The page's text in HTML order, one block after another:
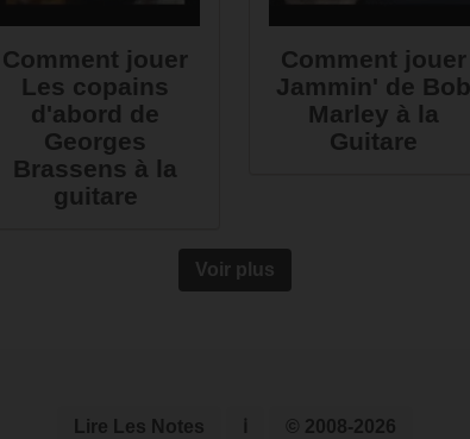
Comment jouer
Les copains
d'abord de
Georges
Brassens à la
guitare
Comment jouer
Jammin' de Bob
Marley à la
Guitare
Voir plus
Lire Les Notes © 2008-2026